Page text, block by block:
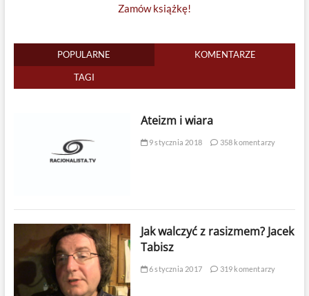
Zamów książkę!
POPULARNE KOMENTARZE
TAGI
Ateizm i wiara
9 stycznia 2018 358 komentarzy
Jak walczyć z rasizmem? Jacek
Tabisz
6 stycznia 2017 319 komentarzy